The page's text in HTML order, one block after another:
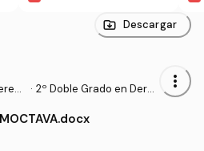
Descargar
· 2º Doble Grado en Dere
ración Pública (US)
more_vert